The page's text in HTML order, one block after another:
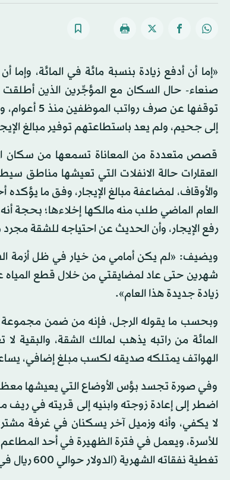
«إما أن أدفع زيادة بنسبة مائة في
صنعاء- حال السكان مع المؤجِّرين الذين أطلقت
توقفها عن
إلى جحيم، ولم يعد باستطاعتهم توفير مبالغ
قصص متعددة من المعاناة تسمعها من سكان
العقارات حالة الانفلات التي تعيشها مناطق
والأوقاف، لمضاعفة مبالغ الإيجار، وفق ما
العام الماضي طلب منه مالكها إخلاءها؛ بحجة أنه
رفع الإيجار، وأن الحديث عن احتياجه للشقة
زيادة جديدة هذا العام».
المائة من راتبه يذهب لمالك الشقة، والبقية
الهواتف يمتلكه صديقه لكسب مبلغ إضافي،
وفي صورة تجسد بؤس الأوضاع التي يعيشها
اضطر إلى إعادة زوجته وابنيه إلى قريته في
للأسرة، ويعمل في فترة الظهيرة في أحد
تغطية نفقاته الشهرية (الدولار حوالي 600 ريال في مناطق سيطرة الميليشيات).